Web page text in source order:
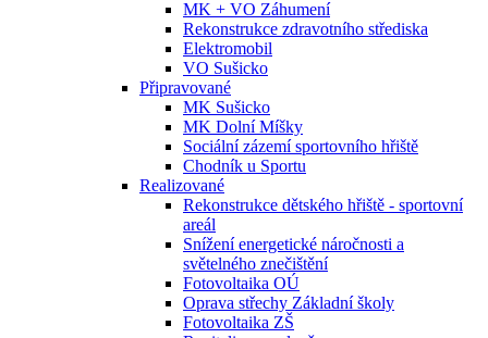
MK + VO Záhumení
Rekonstrukce zdravotního střediska
Elektromobil
VO Sušicko
Připravované
MK Sušicko
MK Dolní Míšky
Sociální zázemí sportovního hřiště
Chodník u Sportu
Realizované
Rekonstrukce dětského hřiště - sportovní
areál
Snížení energetické náročnosti a
světelného znečištění
Fotovoltaika OÚ
Oprava střechy Základní školy
Fotovoltaika ZŠ